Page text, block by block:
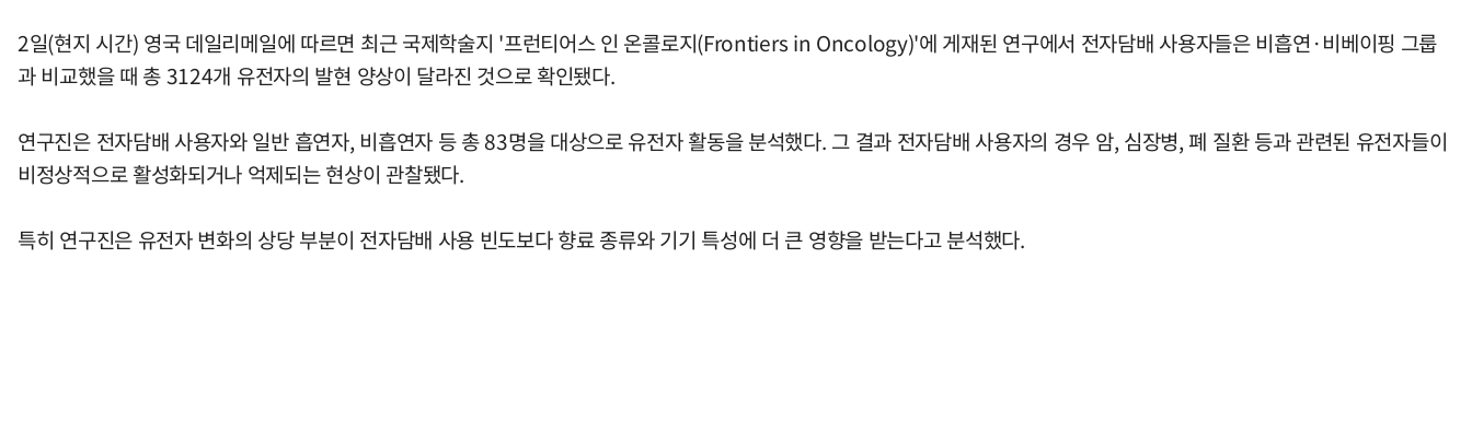
2일(현지 시간) 영국 데일리메일에 따르면 최근 국제학술지 '프런티어스 인 온콜로지(Frontiers in Oncology)'에 게재된 연구에서 전자담배 사용자들은 비흡연·비베이핑 그룹
과 비교했을 때 총 3124개 유전자의 발현 양상이 달라진 것으로 확인됐다.
연구진은 전자담배 사용자와 일반 흡연자, 비흡연자 등 총 83명을 대상으로 유전자 활동을 분석했다. 그 결과 전자담배 사용자의 경우 암, 심장병, 폐 질환 등과 관련된 유전자들이
비정상적으로 활성화되거나 억제되는 현상이 관찰됐다.
특히 연구진은 유전자 변화의 상당 부분이 전자담배 사용 빈도보다 향료 종류와 기기 특성에 더 큰 영향을 받는다고 분석했다.